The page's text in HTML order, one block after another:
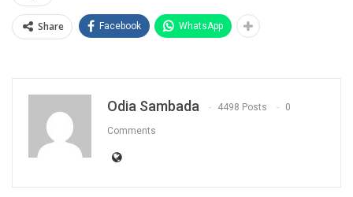
Share Facebook WhatsApp
Odia Sambada 4498 Posts 0
Comments